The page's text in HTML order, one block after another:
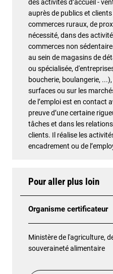
des activités d’accueil -
auprès de publics et
commerces ruraux, de
nécessité, dans des
commerces non
au sein de magasins de
ou spécialisée,
boucherie, boulangerie,
surfaces ou sur les
de l’emploi est en contact
preuve d’une certaine
tâches et dans les
clients. Il réalise les
encadrement ou de
Pour aller plus loin
Organisme certificateur
Ministère de l'agriculture,
souveraineté alimentaire